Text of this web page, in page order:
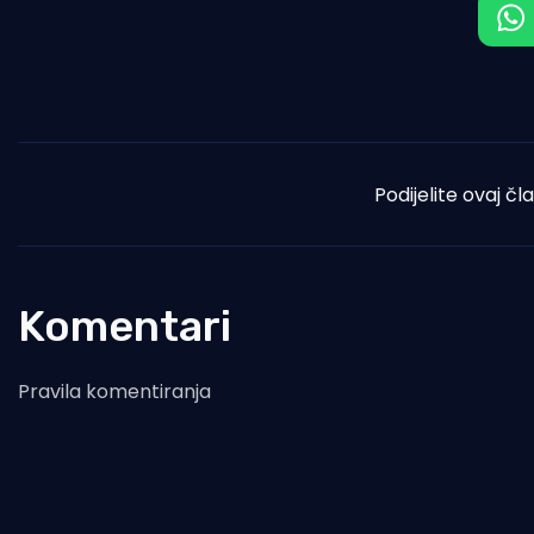
Podijelite ovaj
Komentari
Pravila komentiranja